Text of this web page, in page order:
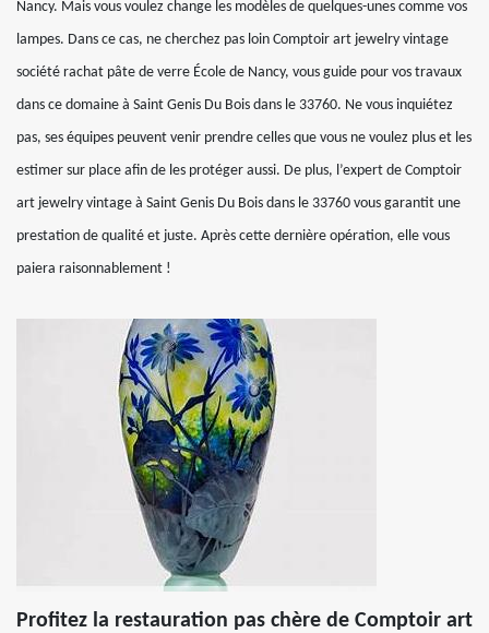
Nancy. Mais vous voulez change les modèles de quelques-unes comme vos
lampes. Dans ce cas, ne cherchez pas loin Comptoir art jewelry vintage
société rachat pâte de verre École de Nancy, vous guide pour vos travaux
dans ce domaine à Saint Genis Du Bois dans le 33760. Ne vous inquiétez
pas, ses équipes peuvent venir prendre celles que vous ne voulez plus et les
estimer sur place afin de les protéger aussi. De plus, l’expert de Comptoir
art jewelry vintage à Saint Genis Du Bois dans le 33760 vous garantit une
prestation de qualité et juste. Après cette dernière opération, elle vous
paiera raisonnablement !
Profitez la restauration pas chère de Comptoir art